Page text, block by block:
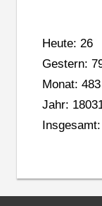
Heute: 26
Gestern:
Monat: 483
Jahr: